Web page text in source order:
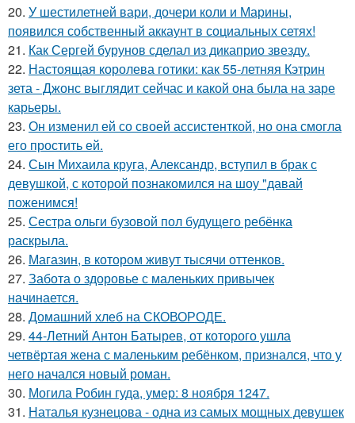
20. У шестилетней вари, дочери коли и Марины,
появился собственный аккаунт в социальных сетях!
21. Как Сергей бурунов сделал из дикаприо звезду.
22. Настоящая королева готики: как 55-летняя Кэтрин
зета - Джонс выглядит сейчас и какой она была на заре
карьеры.
23. Он изменил ей со своей ассистенткой, но она смогла
его простить ей.
24. Сын Михаила круга, Александр, вступил в брак с
девушкой, с которой познакомился на шоу "давай
поженимся!
25. Сестра ольги бузовой пол будущего ребёнка
раскрыла.
26. Магазин, в котором живут тысячи оттенков.
27. Забота о здоровье с маленьких привычек
начинается.
28. Домашний хлеб на СКОВОРОДЕ.
29. 44-Летний Антон Батырев, от которого ушла
четвёртая жена с маленьким ребёнком, признался, что у
него начался новый роман.
30. Могила Робин гуда, умер: 8 ноября 1247.
31. Наталья кузнецова - одна из самых мощных девушек